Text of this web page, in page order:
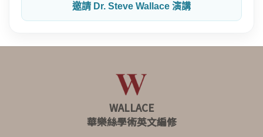
邀請 Dr. Steve Wallace 演講
WALLACE
華樂絲學術英文編修